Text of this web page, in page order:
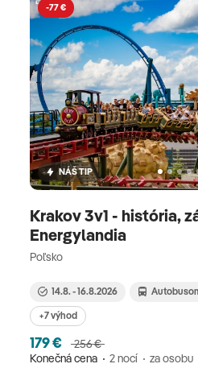
-77 €
NÁŠ TIP
Krakov 3v1 - história,
Energylandia
Poľsko
14.8. - 16.8.2026
+7 výhod
179 €
256 €
Konečná cena
2 nocí za osobu